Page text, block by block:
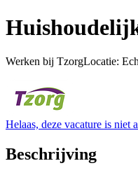
Werken bij TzorgLocatie:
Helaas, deze vacature is niet
Beschrijving